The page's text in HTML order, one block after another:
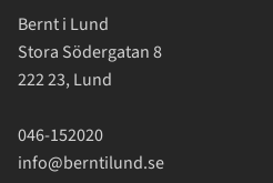
Bernt i Lund
Stora Södergatan 8
222 23, Lund
046-152020
info@berntilund.se